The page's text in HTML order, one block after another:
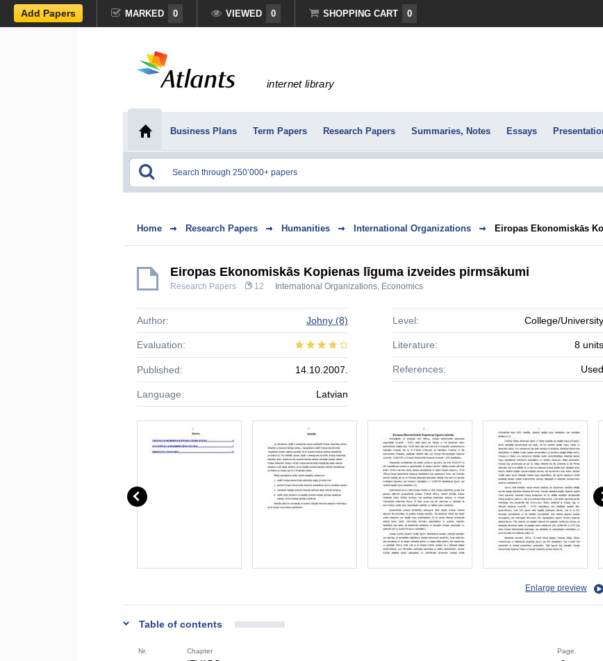
Add Papers MARKED 0 VIEWED 0 SHOPPING CART 0
internet library
Business Plans Term Papers Research Papers Summaries, Notes Essays
Home Research Papers Humanities International Organizations Eiropas Ekonomiskās
Eiropas Ekonomiskās Kopienas līguma izveides pirmsākumi
Research Papers 12 International Organizations, Economics
Author: Johny (8)
Evaluation:
Published: 14.10.2007.
Language: Latvian
Level: College/University
Literature: 8 units
References: Used
Enlarge preview
Table of contents
Nr. Chapter Page.